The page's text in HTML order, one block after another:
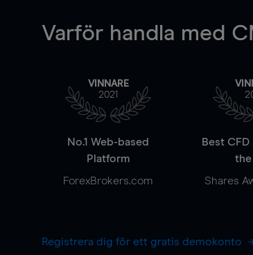
Varför handla med
VINNARE
2021
No.1 Web-based
Platform
ForexBrokers.com
Best
the
Shares
Registrera dig för ett gratis demokonto